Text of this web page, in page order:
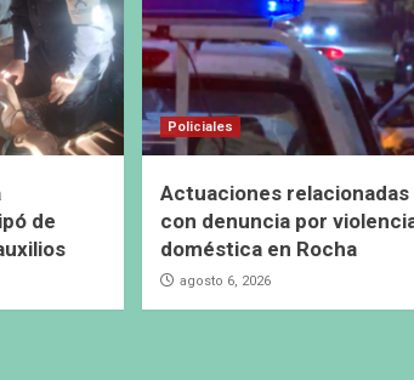
de
Policiales
Actuaciones relacionadas
con denuncia por
doméstica en Rocha
agosto 6, 2026